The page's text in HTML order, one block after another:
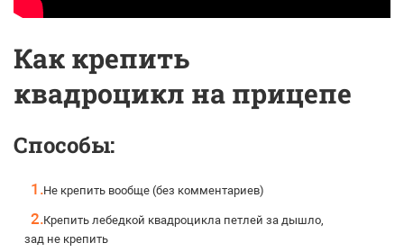
Как крепить
квадроцикл на прицепе
Способы:
Не крепить вообще (без комментариев)
Крепить лебедкой квадроцикла петлей за дышло,
зад не крепить